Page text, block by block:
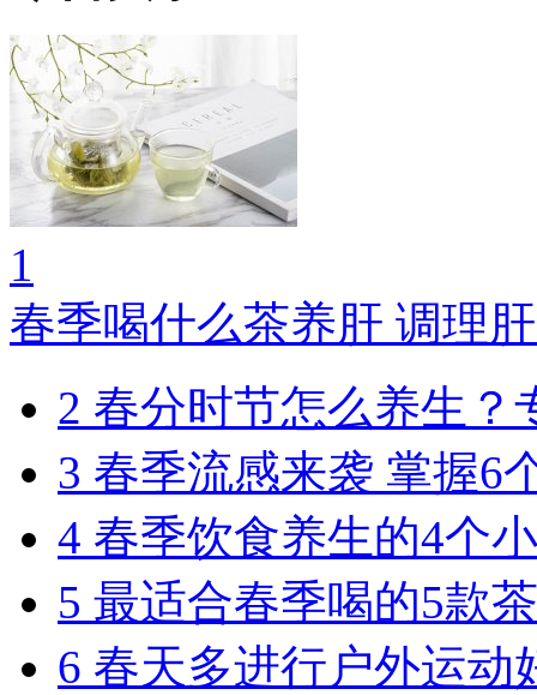
1
春季喝什么茶养肝 调理
2 春分时节怎么养生？
3 春季流感来袭 掌握6
4 春季饮食养生的4个
5 最适合春季喝的5款
6 春天多进行户外运动